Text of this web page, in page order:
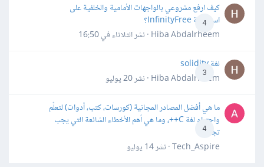
4
كيف ارفع مشروعي بالواجهات الأمامية والخلفية على
استضافة InfinityFree؟
Hiba Abdalrheem · نشر
الثلاثاء في 16:50
3
لغة solidity
Hiba Abdalrheem · نشر
20 يوليو
4
ما هي أفضل المصادر المجانية (كورسات، كتب، أدوات) لتعلّم
واحترام لغة C++، وما هي أهم الأخطاء الشائعة التي يجب
تجنبها؟
Tech_Aspire · نشر
14 يوليو